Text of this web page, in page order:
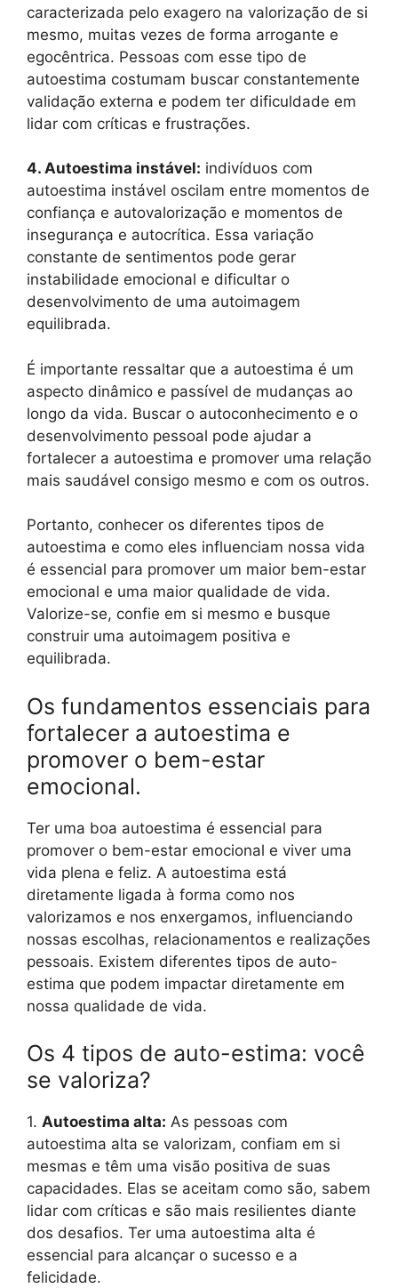
caracterizada pelo exagero na valorização de si
mesmo, muitas vezes de forma arrogante e
egocêntrica. Pessoas com esse tipo de
autoestima costumam buscar constantemente
validação externa e podem ter dificuldade em
lidar com críticas e frustrações.
4. Autoestima instável: indivíduos com
autoestima instável oscilam entre momentos de
confiança e autovalorização e momentos de
insegurança e autocrítica. Essa variação
constante de sentimentos pode gerar
instabilidade emocional e dificultar o
desenvolvimento de uma autoimagem
equilibrada.
É importante ressaltar que a autoestima é um
aspecto dinâmico e passível de mudanças ao
longo da vida. Buscar o autoconhecimento e o
desenvolvimento pessoal pode ajudar a
fortalecer a autoestima e promover uma relação
mais saudável consigo mesmo e com os outros.
Portanto, conhecer os diferentes tipos de
autoestima e como eles influenciam nossa vida
é essencial para promover um maior bem-estar
emocional e uma maior qualidade de vida.
Valorize-se, confie em si mesmo e busque
construir uma autoimagem positiva e
equilibrada.
Os fundamentos essenciais para
fortalecer a autoestima e
promover o bem-estar
emocional.
Ter uma boa autoestima é essencial para
promover o bem-estar emocional e viver uma
vida plena e feliz. A autoestima está
diretamente ligada à forma como nos
valorizamos e nos enxergamos, influenciando
nossas escolhas, relacionamentos e realizações
pessoais. Existem diferentes tipos de auto-
estima que podem impactar diretamente em
nossa qualidade de vida.
Os 4 tipos de auto-estima: você
se valoriza?
1. Autoestima alta: As pessoas com
autoestima alta se valorizam, confiam em si
mesmas e têm uma visão positiva de suas
capacidades. Elas se aceitam como são, sabem
lidar com críticas e são mais resilientes diante
dos desafios. Ter uma autoestima alta é
essencial para alcançar o sucesso e a
felicidade.